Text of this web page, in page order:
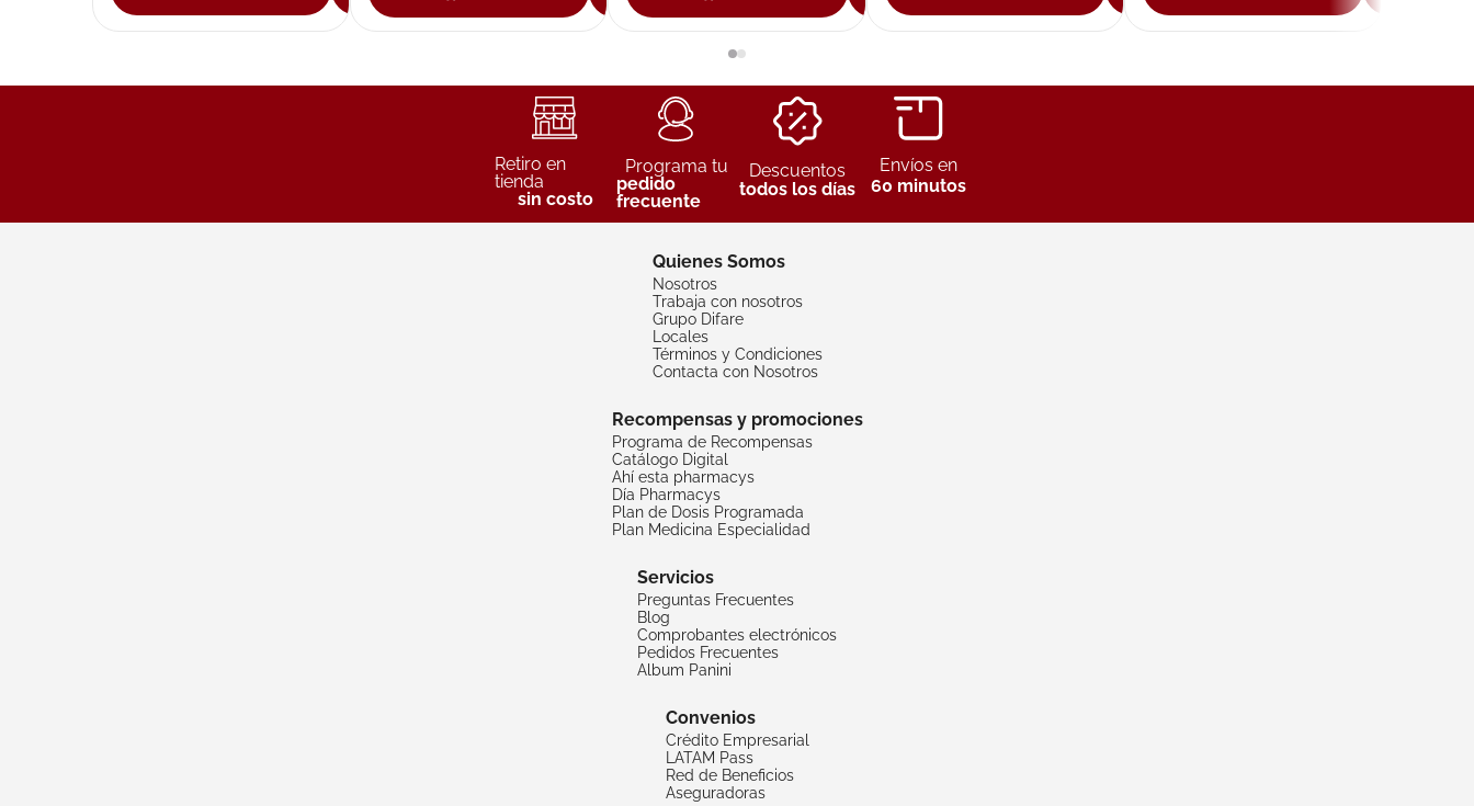
Retiro en
tienda
sin costo
Programa tu
pedido
frecuente
Descuentos
todos los días
Envíos en
60 minutos
Quienes Somos
Nosotros
Trabaja con nosotros
Grupo Difare
Locales
Términos y Condiciones
Contacta con Nosotros
Recompensas y promociones
Programa de Recompensas
Catálogo Digital
Ahí esta pharmacys
Día Pharmacys
Plan de Dosis Programada
Plan Medicina Especialidad
Servicios
Preguntas Frecuentes
Blog
Comprobantes electrónicos
Pedidos Frecuentes
Album Panini
Convenios
Crédito Empresarial
LATAM Pass
Red de Beneficios
Aseguradoras